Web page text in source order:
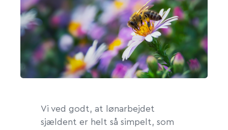
Vi ved godt, at lønarbejdet
sjældent er helt så simpelt, som